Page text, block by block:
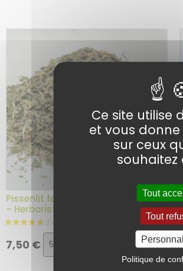
Pissenlit feuille BIO – Plante en vrac
– Herboristerie du Dr. Sammut
7,50 € Choix
de
Ajouter au
panier
Ce site utilise
et vous
sur ceux
souhaitez
Tout
Tout
Politique de